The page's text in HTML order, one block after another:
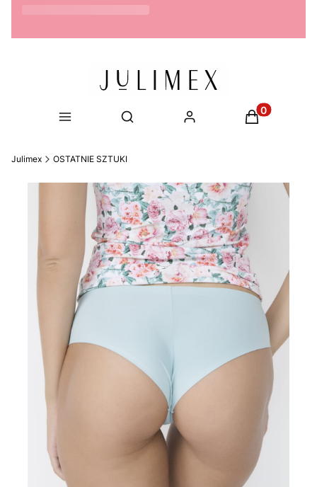
Otwórz wyszukiwarkęProdukty w
Julimex OSTATNIE SZTUKI